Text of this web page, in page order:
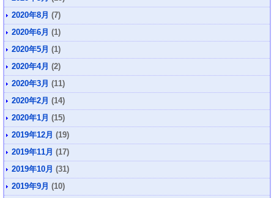
2020年8月 (7)
2020年6月 (1)
2020年5月 (1)
2020年4月 (2)
2020年3月 (11)
2020年2月 (14)
2020年1月 (15)
2019年12月 (19)
2019年11月 (17)
2019年10月 (31)
2019年9月 (10)